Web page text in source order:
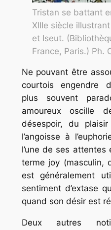
Tristan se battant
XIIIe siècle
et Iseut.
France, Paris.) Ph.
Ne pouvant être
courtois engendre
plus souvent
amoureux oscille
désespoir, du
l’angoisse à
l’une de ses
terme joy (masculin,
est généralement
sentiment d’extase
quand son désir est
Deux autres